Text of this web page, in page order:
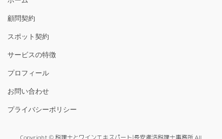
顧問契約
スポット契約
サービスの特徴
プロフィール
お問い合わせ
プライバシーポリシー